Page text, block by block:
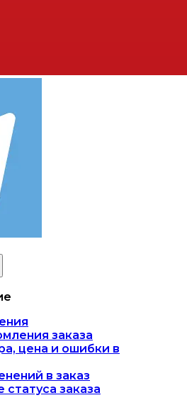
заказа
цена и ошибки в
в заказ
заказа